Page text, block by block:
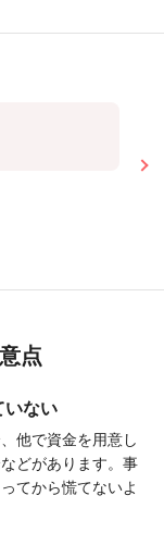
点
いない
他で資金を用意し
どがあります。事
てから慌てないよ